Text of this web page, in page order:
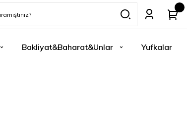
Bakliyat&Baharat&Unlar Yufkalar